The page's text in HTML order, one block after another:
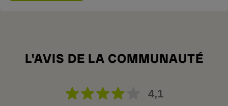
L'AVIS DE LA COMMUNAUTÉ
4,1